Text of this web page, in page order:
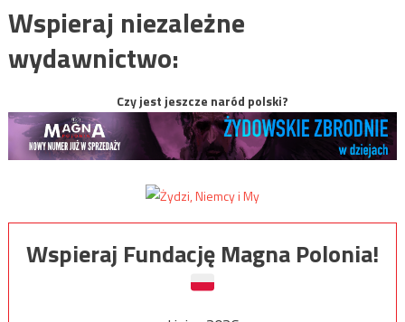
Wspieraj niezależne
wydawnictwo:
Czy jest jeszcze naród polski?
Wspieraj Fundację Magna Polonia!